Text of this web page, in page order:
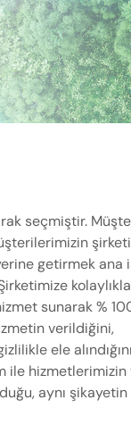
seçmiştir.
getirmek ana
sunarak %
verildiğini,
ele
ile
aynı